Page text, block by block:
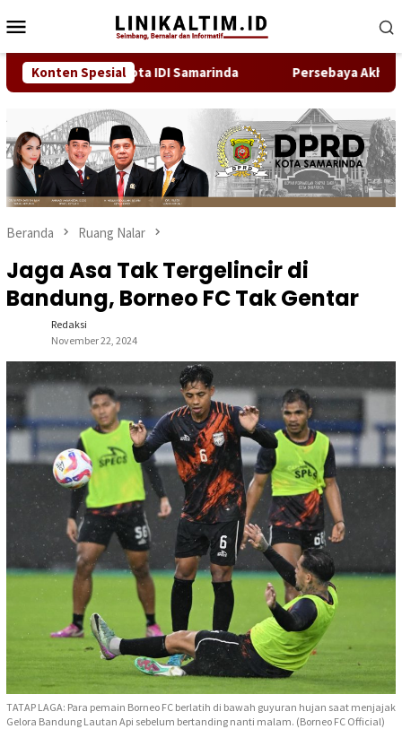
ke
kontenMobile
Konten Spesial
Bukan Anggota IDI Samarinda Persebaya Akhiri
Beranda Ruang Nalar
Jaga Asa Tak Tergelincir di
Bandung, Borneo FC Tak Gentar
Redaksi
November 22, 2024
TATAP LAGA: Para pemain Borneo FC berlatih di bawah guyuran hujan saat menjajak
Gelora Bandung Lautan Api sebelum bertanding nanti malam. (Borneo FC Official)